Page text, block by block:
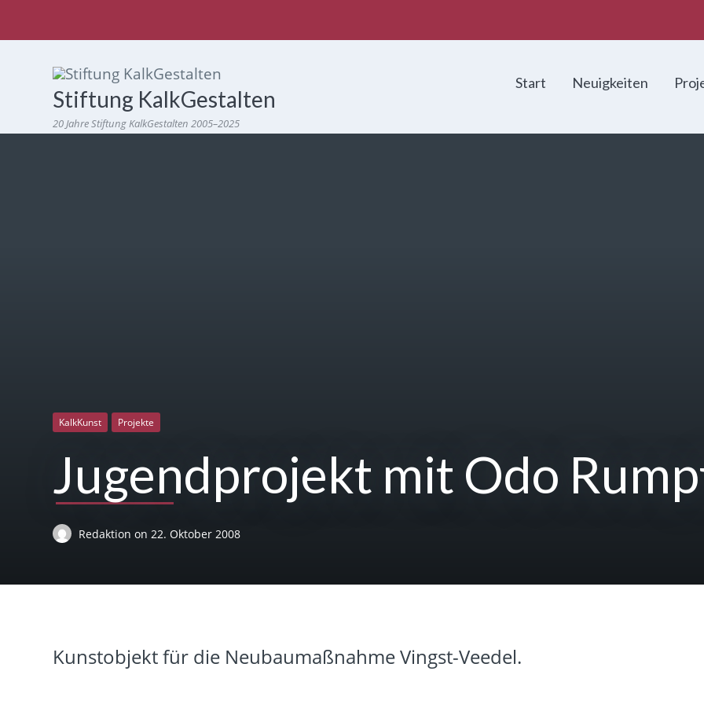
Stiftung KalkGestalten
20 Jahre Stiftung KalkGestalten 2005–2025
Start Neuigkeiten
KalkKunst Projekte
Jugendprojekt mit Odo
Redaktionon 22. Oktober 2008
Kunstobjekt für die Neubaumaßnahme Vingst-Veedel.